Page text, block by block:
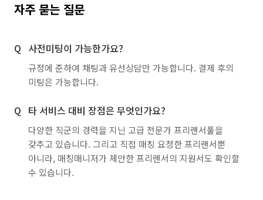
자주 묻는 질문
사전미팅이 가능한가요?
규정에 준하여 채팅과 유선상담만 가능합니다. 결제 후의
미팅은 가능합니다.
타 서비스 대비 장점은 무엇인가요?
다양한 직군의 경력을 지닌 고급 전문가 프리랜서풀을
갖추고 있습니다. 그리고 직접 매칭 요청한 프리랜서뿐
아니라, 매칭매니저가 제안한 프리랜서의 지원서도 확인할
수 있습니다.